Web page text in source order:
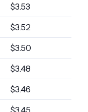
$3.53
$3.52
$3.50
$3.48
$3.46